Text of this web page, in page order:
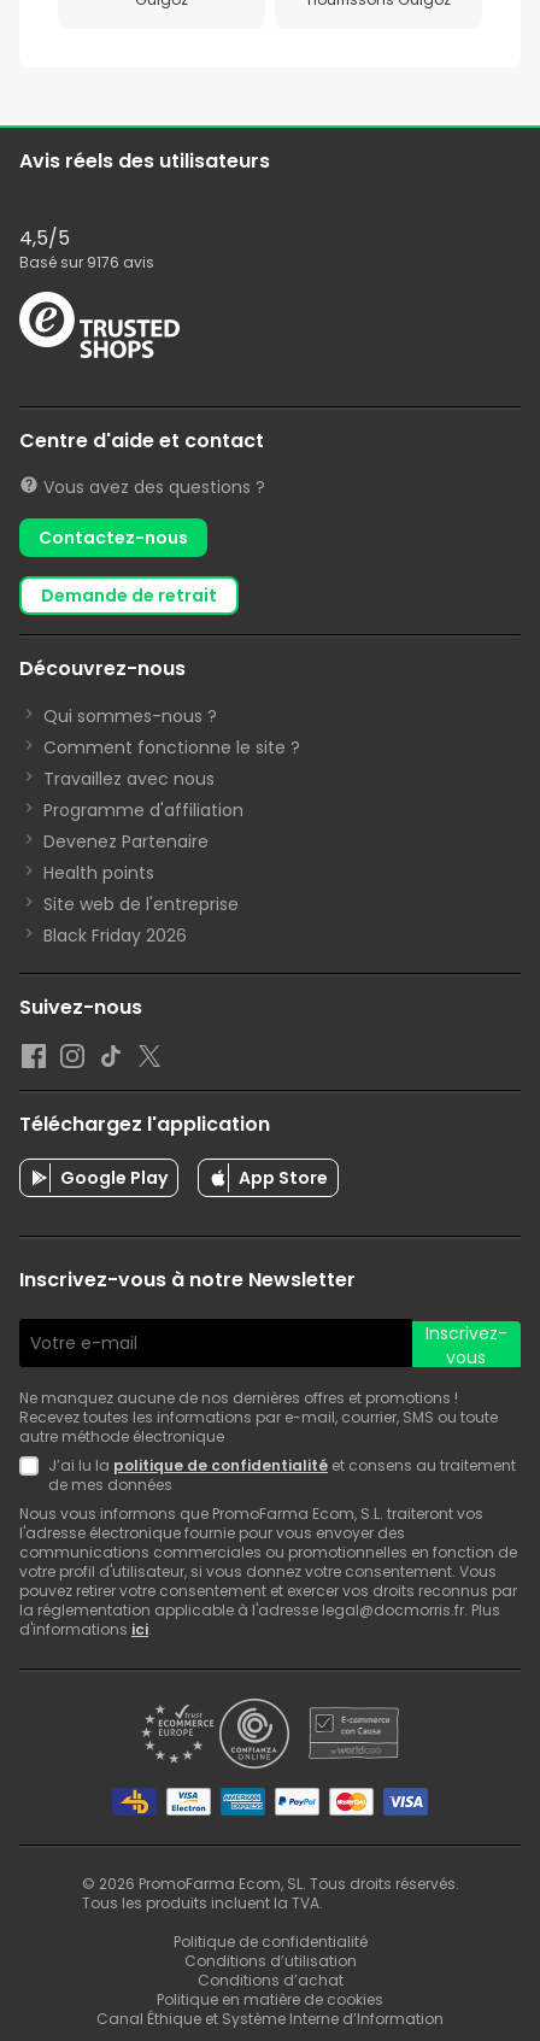
Avis réels des utilisateurs
4,5/5
Basé sur 9176 avis
Centre d'aide et contact
Vous avez des questions ?
Contactez-nous
demande de retrait
Découvrez-nous
Qui sommes-nous ?
Comment fonctionne le site ?
Travaillez avec nous
Programme d'affiliation
Devenez Partenaire
Health points
Site web de l'entreprise
Black Friday 2026
Suivez-nous
Téléchargez l'application
Google Play App Store
Inscrivez-vous à notre Newsletter
Inscrivez-
vous
Ne manquez aucune de nos dernières offres et promotions !
Recevez toutes les informations par e-mail, courrier, SMS ou toute
autre méthode électronique
J’ai lu la politique de confidentialité et consens au traitement
de mes données
Nous vous informons que PromoFarma Ecom, S.L. traiteront vos
l'adresse électronique fournie pour vous envoyer des
communications commerciales ou promotionnelles en fonction de
votre profil d'utilisateur, si vous donnez votre consentement. Vous
pouvez retirer votre consentement et exercer vos droits reconnus par
la réglementation applicable à l'adresse legal@docmorris.fr. Plus
d'informations ici.
© 2026 PromoFarma Ecom, SL. Tous droits réservés.
Tous les produits incluent la TVA.
Politique de confidentialité
Conditions d’utilisation
Conditions d’achat
Politique en matière de cookies
Canal Éthique et Système Interne d’Information